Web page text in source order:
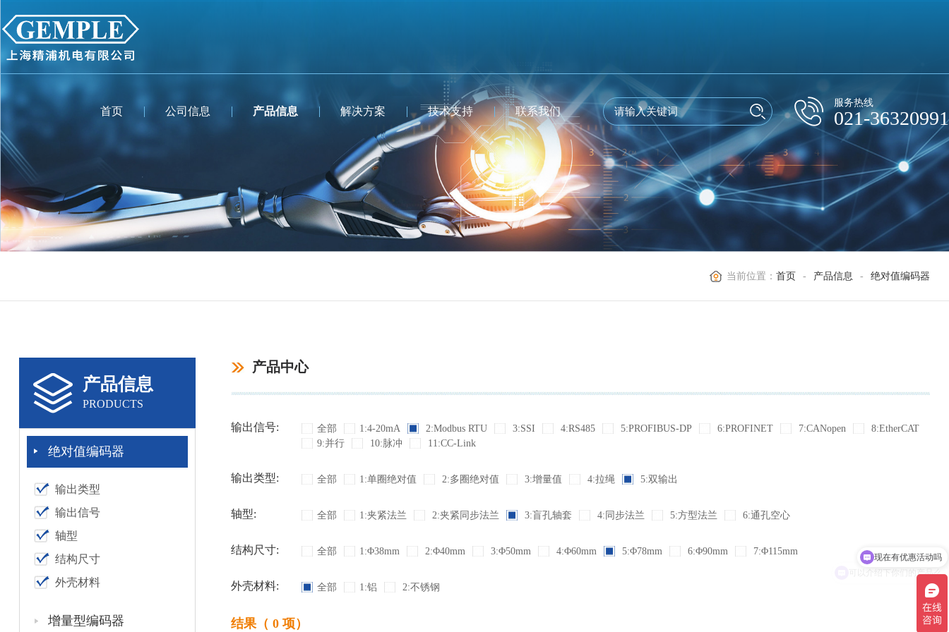
首页 公司信息 产品信息 解决方案 技术支持 联系我们
服务热线
021-36320991
当前位置：首页 - 产品信息 - 绝对值编码器
产品信息
PRODUCTS
绝对值编码器
输出类型
输出信号
轴型
结构尺寸
外壳材料
增量型编码器
产品中心
输出信号: 全部 1:4-20mA 2:Modbus RTU 3:SSI 4:RS485 5:PROFIBUS-DP 6:PROFINET 7:CANopen
8:EtherCAT
9:并行
10:脉冲 11:CC-Link
输出类型: 全部 1:单圈绝对值 2:多圈绝对值 3:增量值 4:拉绳 5:双输出
轴型: 全部 1:夹紧法兰 2:夹紧同步法兰 3:盲孔轴套 4:同步法兰 5:方型法兰 6:通孔空心
结构尺寸: 全部 1:Φ38mm 2:Φ40mm 3:Φ50mm 4:Φ60mm 5:Φ78mm 6:Φ90mm 7:Φ115mm
外壳材料: 全部 1:铝 2:不锈钢
结果（ 0 项）
可以介绍下你们的产品么